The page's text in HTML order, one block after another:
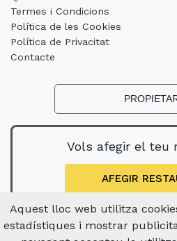
Termes i Condicions
Política de les Cookies
Política de Privacitat
Contacte
Vols afegir el teu
AFEGIR
Aquest lloc web utilitza
estadístiques i mostrar